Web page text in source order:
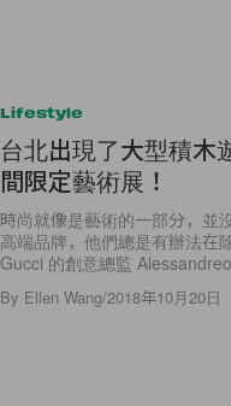
Lifestyle
台北出現了大型積木
間限定藝術展！
時尚就像是藝術的一部分，並
高端品牌，他們總是有辦法在
Gucci 的創意總監
By Ellen Wang/2018年10月20日